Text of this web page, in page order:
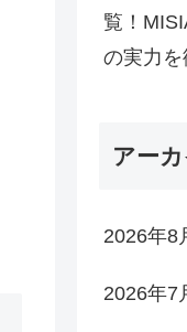
覧！
の実力を
アー
2026年8
2026年7